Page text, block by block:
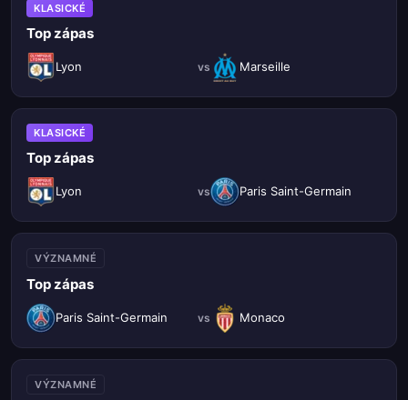
KLASICKÉ
Top zápas
Lyon vs Marseille
KLASICKÉ
Top zápas
Lyon vs Paris Saint-Germain
VÝZNAMNÉ
Top zápas
Paris Saint-Germain vs Monaco
VÝZNAMNÉ